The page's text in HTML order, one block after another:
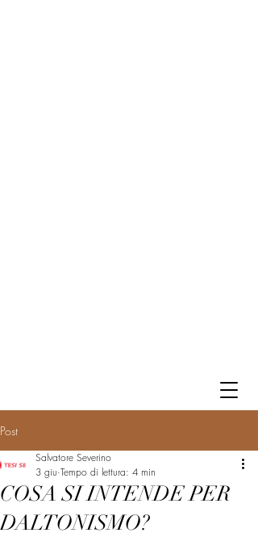
Post
COSA SI INTENDE PER
DALTONISMO?
Salvatore Severino
3 giu Tempo di lettura: 4 min